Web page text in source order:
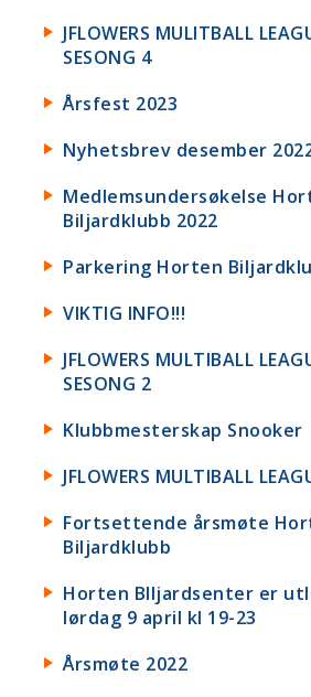
JFLOWERS MULITBALL
SESONG 4
Årsfest 2023
Nyhetsbrev desember
Medlemsundersøkelse
Biljardklubb 2022
Parkering Horten
VIKTIG INFO!!!
JFLOWERS MULTIBALL
SESONG 2
Klubbmesterskap Snooker
JFLOWERS MULTIBALL
Fortsettende årsmøte
Biljardklubb
Horten BIljardsenter er
lørdag 9 april kl 19-23
Årsmøte 2022